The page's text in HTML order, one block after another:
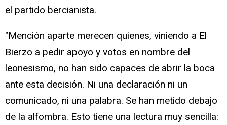
el partido bercianista.
"Mención aparte merecen quienes, viniendo a El
Bierzo a pedir apoyo y votos en nombre del
leonesismo, no han sido capaces de abrir la boca
ante esta decisión. Ni una declaración ni un
comunicado, ni una palabra. Se han metido debajo
de la alfombra. Esto tiene una lectura muy sencilla: